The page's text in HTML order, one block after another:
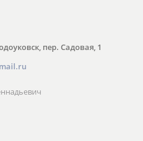
пер. Садовая, 1